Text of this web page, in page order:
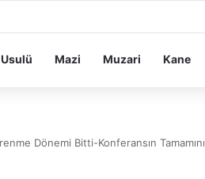
Mazi Muzari Kane
Dönemi Bitti-Konferansın Tamamını